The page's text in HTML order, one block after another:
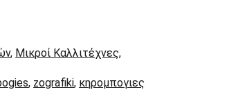
, Μικροί Καλλιτέχνες,
, zografiki, κηρομπογιες